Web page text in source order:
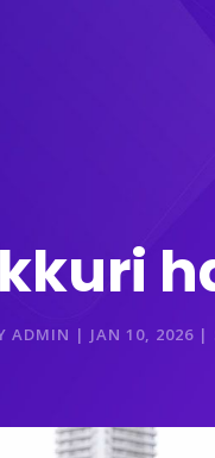
ADMIN | JAN 10, 2026|